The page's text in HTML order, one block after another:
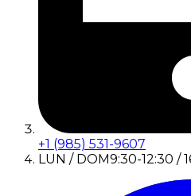
+1 (985) 531-9607
LUN / DOM9:30-12:30 /